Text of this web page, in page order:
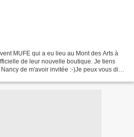
MUFE qui a eu lieu au Mont des Arts à
de leur nouvelle boutique. Je tiens
de m'avoir invitée :-)Je peux vous dire